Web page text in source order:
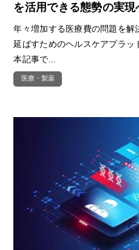
を活用できる態勢の実現
年々増加する医療費の問題を解
延ばすためのヘルスケアプラッ
本記事で...
医療・製薬